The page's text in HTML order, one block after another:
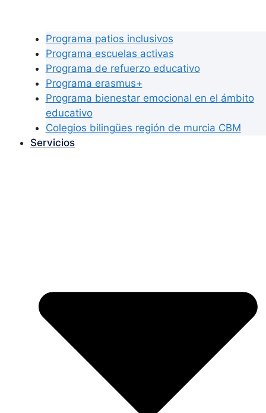
Programa patios inclusivos
Programa escuelas activas
Programa de refuerzo educativo
Programa erasmus+
Programa bienestar emocional en el ámbito
educativo
Colegios bilingües región de murcia CBM
Servicios